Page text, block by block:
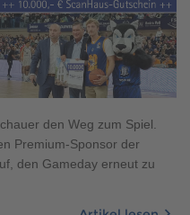
den Weg zum Spiel.
Premium-Sponsor der
den Gameday erneut zu